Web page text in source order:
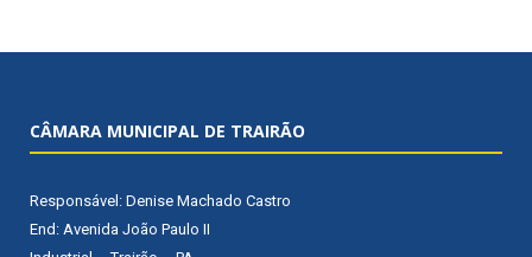
CÂMARA MUNICIPAL DE TRAIRÃO
Responsável: Denise Machado Castro
End: Avenida João Paulo II